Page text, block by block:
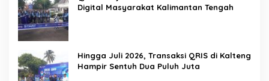
Digital Masyarakat Kalimantan Tengah
Hingga Juli 2026, Transaksi QRIS di Kalteng
Hampir Sentuh Dua Puluh Juta